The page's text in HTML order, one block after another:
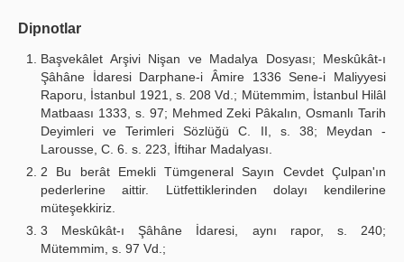
Dipnotlar
Başvekâlet Arşivi Nişan ve Madalya Dosyası; Meskûkât-ı
Şâhâne İdaresi Darphane-i Âmire 1336 Sene-i Maliyyesi
Raporu, İstanbul 1921, s. 208 Vd.; Mütem­mim, İstanbul Hilâl
Matbaası 1333, s. 97; Mehmed Zeki Pâkalın, Osmanlı Tarih
Deyimleri ve Terimleri Sözlüğü C. II, s. 38; Meydan -
Larousse, C. 6. s. 223, İfti­har Madalyası.
2 Bu berât Emekli Tümgeneral Sayın Cevdet Çulpan'ın
pederlerine aittir. Lütfettiklerinden dolayı kendilerine
müteşekkiriz.
3 Meskûkât-ı Şâhâne İdaresi, aynı rapor, s. 240;
Mütemmim, s. 97 Vd.;